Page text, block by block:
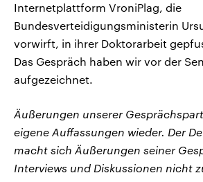
Internetplattform VroniPlag, die
Bundesverteidigungsministerin
vorwirft, in ihrer Doktorarbeit
Das Gespräch haben wir vor der
aufgezeichnet.
Äußerungen unserer
eigene Auffassungen wieder. Der
macht sich Äußerungen seiner
Interviews und Diskussionen nicht